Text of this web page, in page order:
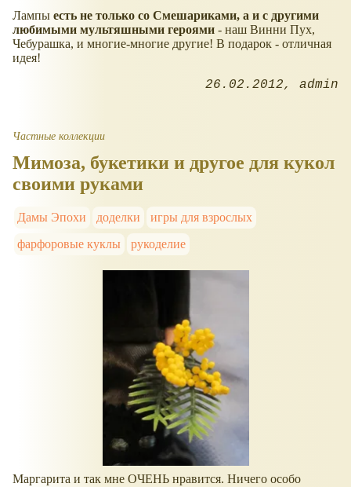
Лампы есть не только со Смешариками, а и с другими
любимыми мультяшными героями - наш Винни Пух,
Чебурашка, и многие-многие другие! В подарок - отличная
идея!
26.02.2012 admin
Частные коллекции
Мимоза, букетики и другое для кукол
своими руками
Дамы Эпохи доделки
игры для взрослых
фарфоровые куклы
рукоделие
Маргарита и так мне ОЧЕНЬ нравится. Ничего особо